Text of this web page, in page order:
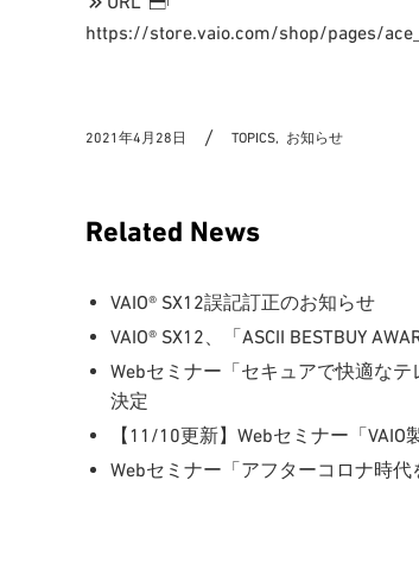
https://store.vaio.com/shop/pages/
2021年4月28日 TOPICS, お知らせ
Related News
VAIO® SX12誤記訂正のお知らせ
VAIO® SX12、「ASCII BESTBUY
Webセミナー「セキュアで快適な
決定
【11/10更新】Webセミナー「
Webセミナー「アフターコロナ時